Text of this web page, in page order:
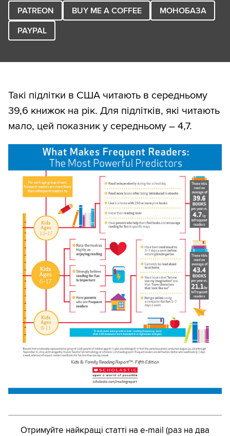
PATREON BUY ME A COFFEE
МОНОБАЗА
PAYPAL
Такі підлітки в США читають в середньому
39,6 книжок на рік. Для підлітків, які читають
мало, цей показник у середньому – 4,7.
Отримуйте найкращі статті на e-mail (раз на два